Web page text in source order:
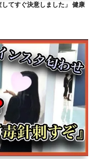
してすぐ決意しました」 健康